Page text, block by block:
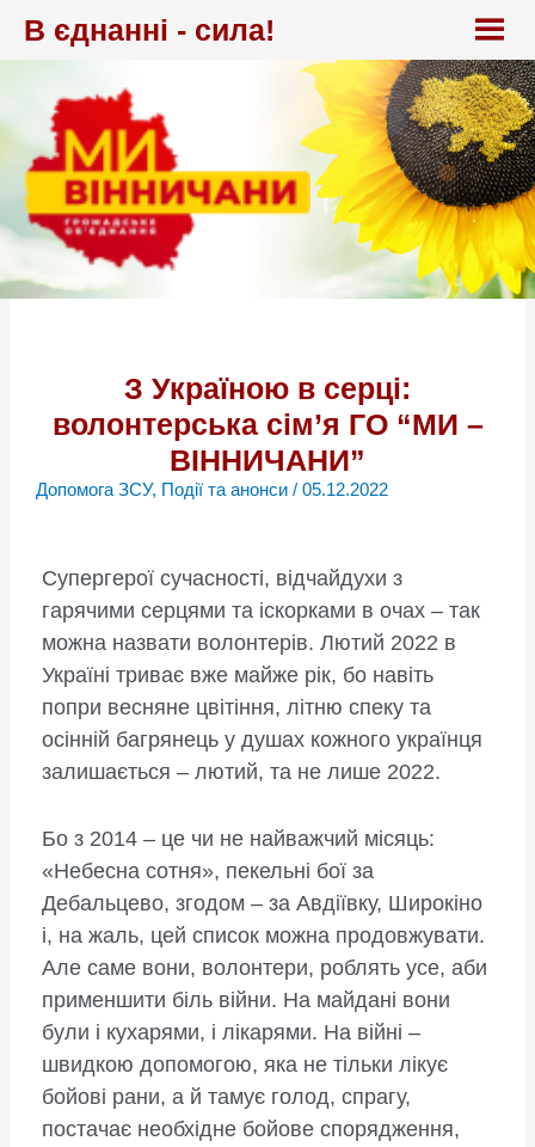
В єднанні - сила!
З Україною в серці:
волонтерська сім’я ГО “МИ –
ВІННИЧАНИ”
Допомога ЗСУ, Події та анонси/ 05.12.2022
Супергерої сучасності, відчайдухи з
гарячими серцями та іскорками в очах – так
можна назвати волонтерів. Лютий 2022 в
Україні триває вже майже рік, бо навіть
попри весняне цвітіння, літню спеку та
осінній багрянець у душах кожного українця
залишається – лютий, та не лише 2022.
Бо з 2014 – це чи не найважчий місяць:
«Небесна сотня», пекельні бої за
Дебальцево, згодом – за Авдіївку, Широкіно
і, на жаль, цей список можна продовжувати.
Але саме вони, волонтери, роблять усе, аби
применшити біль війни. На майдані вони
були і кухарями, і лікарями. На війні –
швидкою допомогою, яка не тільки лікує
бойові рани, а й тамує голод, спрагу,
постачає необхідне бойове спорядження,